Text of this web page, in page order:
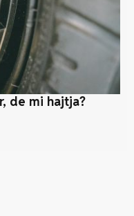
de mi hajtja?